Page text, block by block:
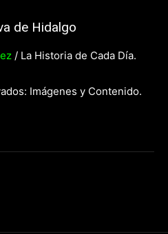
de Hidalgo
/ La Historia de Cada Día.
Imágenes y Contenido.